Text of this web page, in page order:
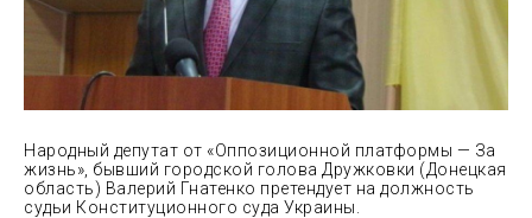
Народный депутат от «Оппозиционной платформы — За
жизнь», бывший городской голова Дружковки (Донецкая
область) Валерий Гнатенко претендует на должность
судьи Конституционного суда Украины.